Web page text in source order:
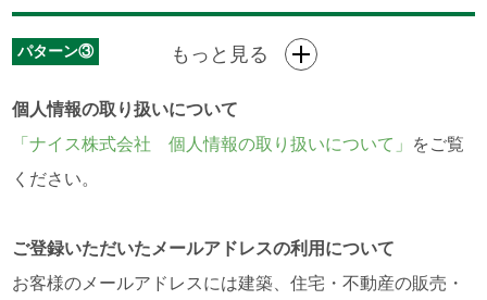
パターン③ もっと見る
個人情報の取り扱いについて
「ナイス株式会社 個人情報の取り扱いについて」
をご覧
ください。
ご登録いただいたメールアドレスの利用について
お客様のメールアドレスには建築、住宅・不動産の販売・